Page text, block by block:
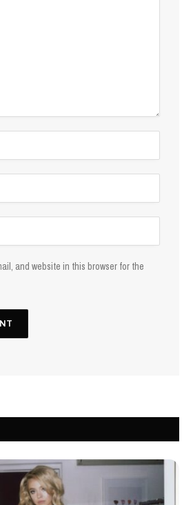
and website in this browser for the